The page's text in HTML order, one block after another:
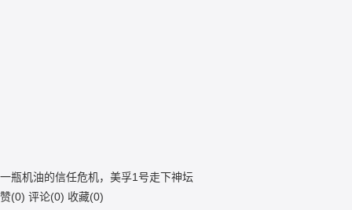
一瓶机油的信任危机，美孚1号走下神坛
赞(0) 评论(0) 收藏(0)